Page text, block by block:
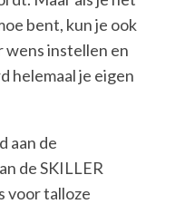
bent, kun je ook
instellen en
helemaal je eigen
aan de
de SKILLER
voor talloze